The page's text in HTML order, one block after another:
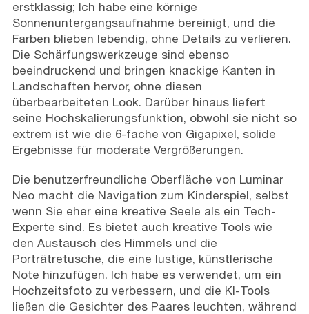
erstklassig; Ich habe eine körnige
Sonnenuntergangsaufnahme bereinigt, und die
Farben blieben lebendig, ohne Details zu verlieren.
Die Schärfungswerkzeuge sind ebenso
beeindruckend und bringen knackige Kanten in
Landschaften hervor, ohne diesen
überbearbeiteten Look. Darüber hinaus liefert
seine Hochskalierungsfunktion, obwohl sie nicht so
extrem ist wie die 6-fache von Gigapixel, solide
Ergebnisse für moderate Vergrößerungen.
Die benutzerfreundliche Oberfläche von Luminar
Neo macht die Navigation zum Kinderspiel, selbst
wenn Sie eher eine kreative Seele als ein Tech-
Experte sind. Es bietet auch kreative Tools wie
den Austausch des Himmels und die
Porträtretusche, die eine lustige, künstlerische
Note hinzufügen. Ich habe es verwendet, um ein
Hochzeitsfoto zu verbessern, und die KI-Tools
ließen die Gesichter des Paares leuchten, während